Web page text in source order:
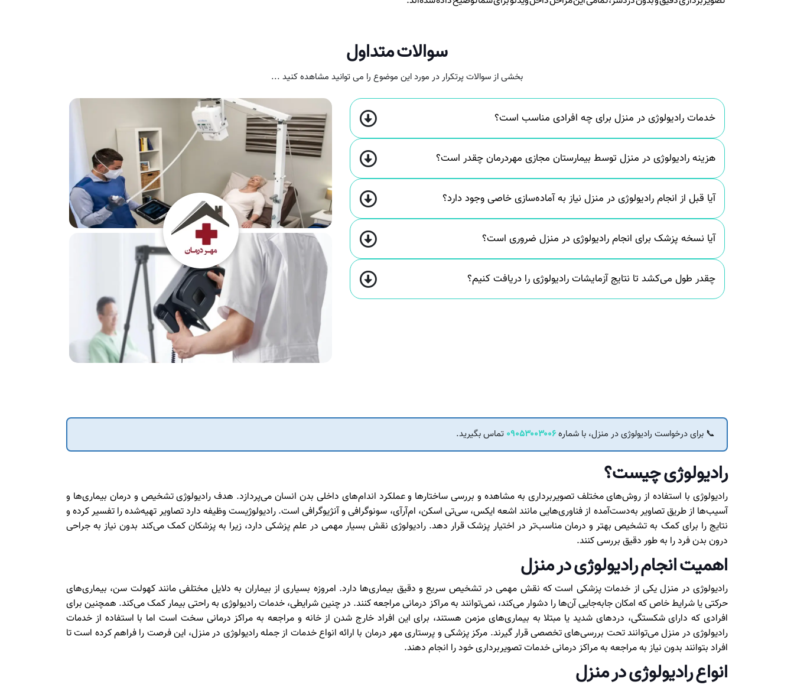
سوالات متداول
بخشی از سوالات پرتکرار در مورد این موضوع را می توانید مشاهده کنید ...
خدمات رادیولوژی در منزل برای چه افرادی مناسب است؟
هزینه رادیولوژی در منزل توسط بیمارستان مجازی مهردرمان چقدر است؟
آیا قبل از انجام رادیولوژی در منزل نیاز به آماده‌سازی خاصی وجود دارد؟
آیا نسخه پزشک برای انجام رادیولوژی در منزل ضروری است؟
چقدر طول می‌کشد تا نتایج آزمایشات رادیولوژی را دریافت کنیم؟
📞 برای درخواست رادیولوژی در منزل، با شماره۰۹۰۵۳۰۰۳۰۰۶ تماس بگیرید.
رادیولوژی چیست؟
رادیولوژی با استفاده از روش‌های مختلف تصویربرداری به مشاهده و بررسی ساختارها و عملکرد اندام‌های داخلی بدن انسان می‌پردازد. هدف رادیولوژی تشخیص و درمان بیماری‌ها و
آسیب‌ها از طریق تصاویر به‌دست‌آمده از فناوری‌هایی مانند اشعه ایکس، سی‌تی اسکن، ام‌آر‌آی، سونوگرافی و آنژیوگرافی است. رادیولوژیست وظیفه دارد تصاویر تهیه‌شده را تفسیر کرده و
نتایج را برای کمک به تشخیص بهتر و درمان مناسب‌تر در اختیار پزشک قرار دهد. رادیولوژی نقش بسیار مهمی در علم پزشکی دارد، زیرا به پزشکان کمک می‌کند بدون نیاز به جراحی
درون بدن فرد را به طور دقیق بررسی کنند.
اهمیت انجام رادیولوژی در منزل
رادیولوژی در منزل یکی از خدمات پزشکی است که نقش مهمی در تشخیص سریع و دقیق بیماری‌ها دارد. امروزه بسیاری از بیماران به دلایل مختلفی مانند کهولت سن، بیماری‌های
حرکتی یا شرایط خاص که امکان جابه‌جایی آن‌ها را دشوار می‌کند، نمی‌توانند به مراکز درمانی مراجعه کنند. در چنین شرایطی، خدمات رادیولوژی به راحتی بیمار کمک می‌کند. همچنین برای
افرادی که دارای شکستگی، دردهای شدید یا مبتلا به بیماری‌های مزمن هستند، برای این افراد خارج شدن از خانه و مراجعه به مراکز درمانی سخت است اما با استفاده از خدمات
رادیولوژی در منزل می‌توانند تحت بررسی‌های تخصصی قرار گیرند. مرکز پزشکی و پرستاری مهر درمان با ارائه انواع خدمات از جمله رادیولوژی در منزل، این فرصت را فراهم کرده است تا
افراد بتوانند بدون نیاز به مراجعه به مراکز درمانی خدمات تصویربرداری خود را انجام دهند.
انواع رادیولوژی در منزل